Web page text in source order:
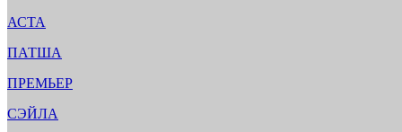
АСТА
ПАТША
ПРЕМЬЕР
СЭЙЛА